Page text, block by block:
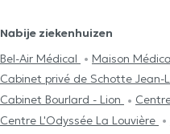
Nabije ziekenhuizen
Bel-Air Médical
Maison
Cabinet privé de Schotte Jean-
Cabinet Bourlard - Lion
Centre L'Odyssée La Louvière